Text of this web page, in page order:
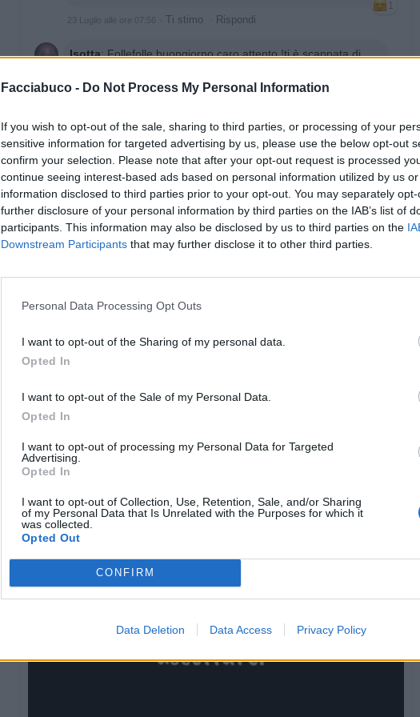
Facciabuco - Do Not Process My Personal Information
If you wish to opt-out of the sale, sharing to third parties, or processing of your
sensitive information for targeted advertising by us, please use the below opt-out
confirm your selection. Please note that after your opt-out request is processed
continue seeing interest-based ads based on personal information utilized by us
information disclosed to third parties prior to your opt-out. You may separately
further disclosure of your personal information by third parties on the IAB’s list of
participants. This information may also be disclosed by us to third parties on the
Downstream Participants that may further disclose it to other third parties.
Personal Data Processing Opt Outs
I want to opt-out of the Sharing of my personal data.
Opted In
I want to opt-out of the Sale of my Personal Data.
Opted In
I want to opt-out of processing my Personal Data for Targeted
Advertising.
Opted In
I want to opt-out of Collection, Use, Retention, Sale, and/or Sharing
of my Personal Data that Is Unrelated with the Purposes for which it
was collected.
Opted Out
CONFIRM
Data Deletion Data Access Privacy Policy
1
23 Luglio alle ore 07:56 Ti stimo Rispondi
Isotta:Follefolle buongiorno caro,attento !ti è scappata di
pubblicità
21 Luglio - 3.233 visualizzazioni